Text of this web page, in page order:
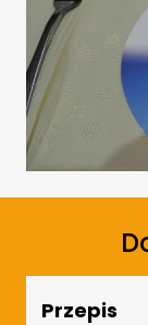
Przepis